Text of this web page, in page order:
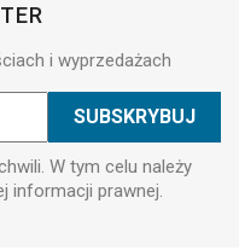
i wyprzedażach
W tym celu należy
informacji prawnej.